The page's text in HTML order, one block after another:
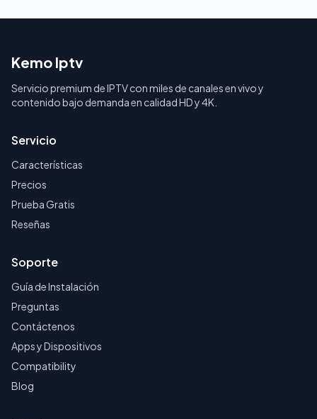
Kemo Iptv
Servicio premium de IPTV con miles de canales en vivo y
contenido bajo demanda en calidad HD y 4K.
Servicio
Características
Precios
Prueba Gratis
Reseñas
Soporte
Guía de Instalación
Preguntas
Contáctenos
Apps y Dispositivos
Compatibility
Blog